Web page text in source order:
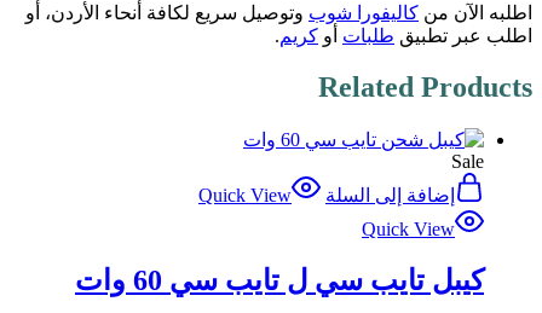
اطلبه الآن من كاليفورا شوب وتوصيل سريع لكافة أنحاء الأردن، أو
اطلب عبر تطبيق طلبات أو كريم.
Related Products
Sale
إضافة إلى السلة
Quick View
Quick View
كيبل تايب سي ل تايب سي 60 وات